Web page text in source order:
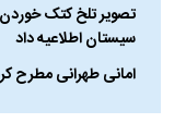
تصویر تلخ کتک
سیستان اطلاعیه داد
امانی طهرانی مطرح